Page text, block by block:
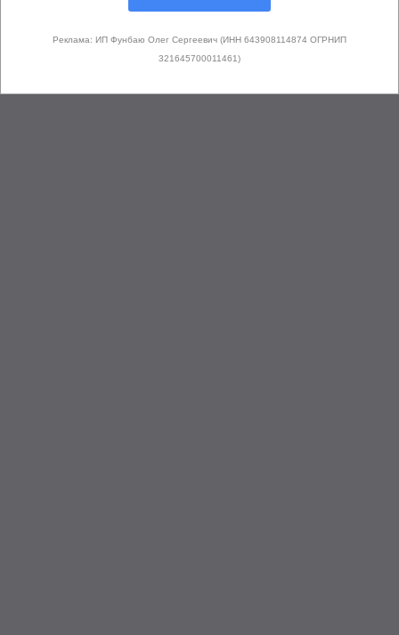
Реклама: ИП Фунбаю Олег Сергеевич (ИНН 643908114874 ОГРНИП
321645700011461)